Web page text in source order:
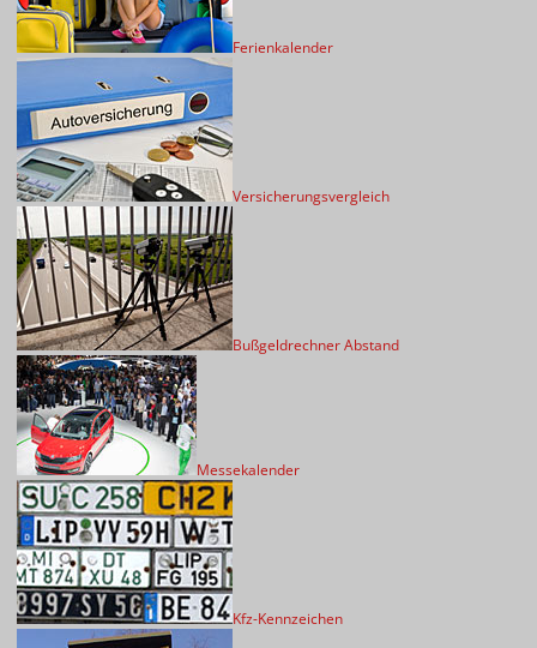
Ferienkalender
Versicherungsvergleich
Bußgeldrechner Abstand
Messekalender
Kfz-Kennzeichen